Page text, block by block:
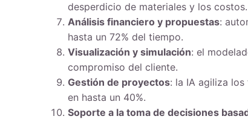
desperdicio de materiales y los costos.
Análisis financiero y propuestas:
hasta un 72% del tiempo.
Visualización y simulación: el
compromiso del cliente.
Gestión de proyectos: la IA agiliza
en hasta un 40%.
Soporte a la toma de decisiones